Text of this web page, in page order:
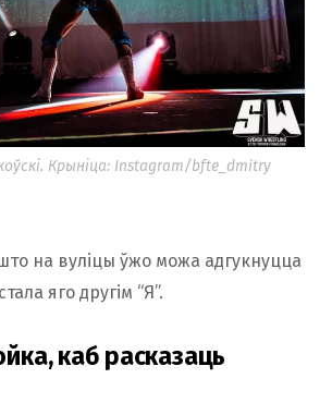
Крыніца: Instagram/bfte_dmitry
на вуліцы ўжо можа адгукнуцца
яго другім “Я”.
каб расказаць